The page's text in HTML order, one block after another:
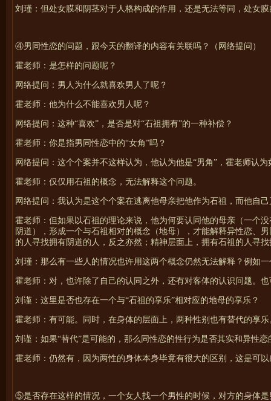
刘瑾：但处女膜和阴茎对于人格构成的作用，还是无法等同，处女
④男同性恋的问题，跟今天的翻译的内容有关联吗？（网络提问）
霍老师：是怎样的问题呢？
网络提问：男人为什么就喜欢男人了呢？
霍老师：他为什么不能喜欢男人呢？
网络提问：这种“喜欢”，是否是对“石祖拥有”的一种补偿？
霍老师：你是指男同性恋中的“女角”吗？
网络提问：这个个案并不这样认为，他认为他是“男角”， 霍老师认为
霍老师：仅仅用石祖的概念，无法解释这个问题。
网络提问：我认为是这个个案在逃离他母亲把他作为石祖，而他自
霍老师：但如果以石祖的理论来说，他为何要认同他的母亲（一个
阴道），形成一个与石祖相对的概念（地母），才能解释异性恋、
的人寻找拥有阴道的人，反之亦然；精神层面上，拥有石祖的人寻
刘瑾：那么有一些人的情况也许用这两个概念仍然无法解释？例如
霍老师：对，也许除了自己的认同之外，还有对客体的认识问题。
刘谨：这里是否也存在一个与“石祖的享乐”相对应的地母的享乐？
霍老师：有可能。同时，在身体的层面上，两种性别也有替代的享乐
刘谨：如果“替代”是可能的，那么同性恋的性行为是否其实和异性
霍老师：仍然有，因为两性的身体本身毕竟有很大的区别，这是可
⑤是否存在这样的情况，一个女人找一个男性的时候，对方的身体